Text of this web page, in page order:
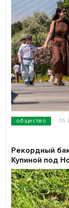
общество
Рекордный
Купиной под